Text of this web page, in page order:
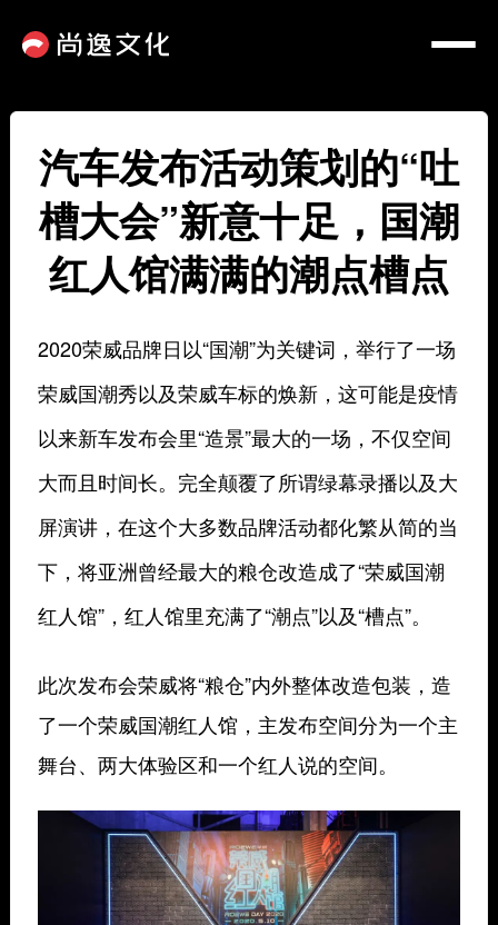
汽车发布活动策划的“吐
槽大会”新意十足，国潮
红人馆满满的潮点槽点
2020荣威品牌日以“国潮”为关键词，举行了一场
荣威国潮秀以及荣威车标的焕新，这可能是疫情
以来新车发布会里“造景”最大的一场，不仅空间
大而且时间长。完全颠覆了所谓绿幕录播以及大
屏演讲，在这个大多数品牌活动都化繁从简的当
下，将亚洲曾经最大的粮仓改造成了“荣威国潮
红人馆”，红人馆里充满了“潮点”以及“槽点”。
此次发布会荣威将“粮仓”内外整体改造包装，造
了一个荣威国潮红人馆，主发布空间分为一个主
舞台、两大体验区和一个红人说的空间。